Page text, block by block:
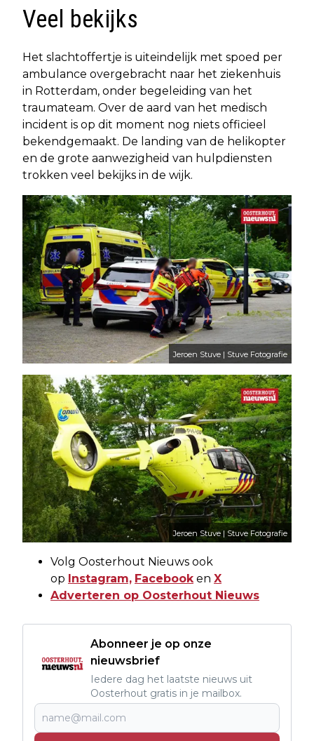
Veel bekijks
Het slachtoffertje is uiteindelijk met spoed per
ambulance overgebracht naar het ziekenhuis
in Rotterdam, onder begeleiding van het
traumateam. Over de aard van het medisch
incident is op dit moment nog niets officieel
bekendgemaakt. De landing van de helikopter
en de grote aanwezigheid van hulpdiensten
trokken veel bekijks in de wijk.
Jeroen Stuve | Stuve Fotografie
Jeroen Stuve | Stuve Fotografie
Volg Oosterhout Nieuws ook
op Instagram, Facebooken X
Adverteren op Oosterhout Nieuws
Abonneer je op onze
nieuwsbrief
Iedere dag het laatste nieuws uit
Oosterhout gratis in je mailbox.